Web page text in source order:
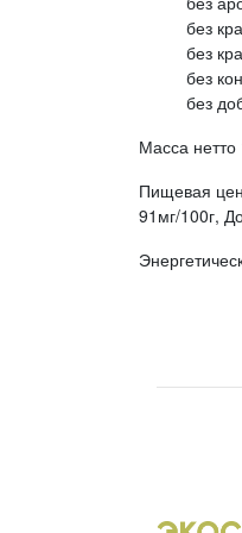
без
без
без
без
Масса нетто
Пищевая
91мг/100г,